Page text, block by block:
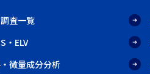
査一覧
・ELV
微量成分分析